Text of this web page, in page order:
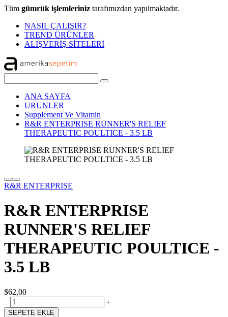
Tüm gümrük işlemleriniz tarafımızdan yapılmaktadır.
NASIL ÇALIŞIR?
TREND ÜRÜNLER
ALIŞVERİŞ SİTELERİ
ANA SAYFA
URUNLER
Supplement Ve Vitamin
R&R ENTERPRISE RUNNER'S RELIEF
THERAPEUTIC POULTICE - 3.5 LB
R&R ENTERPRISE
R&R ENTERPRISE
RUNNER'S RELIEF
THERAPEUTIC POULTICE -
3.5 LB
$62,00
SEPETE EKLE